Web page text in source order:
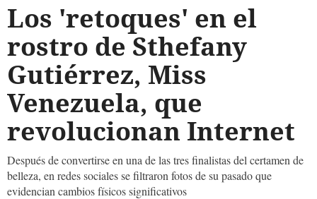
Los 'retoques' en el
rostro de Sthefany
Gutiérrez, Miss
Venezuela, que
revolucionan Internet
Después de convertirse en una de las tres finalistas del certamen de
belleza, en redes sociales se filtraron fotos de su pasado que
evidencian cambios físicos significativos